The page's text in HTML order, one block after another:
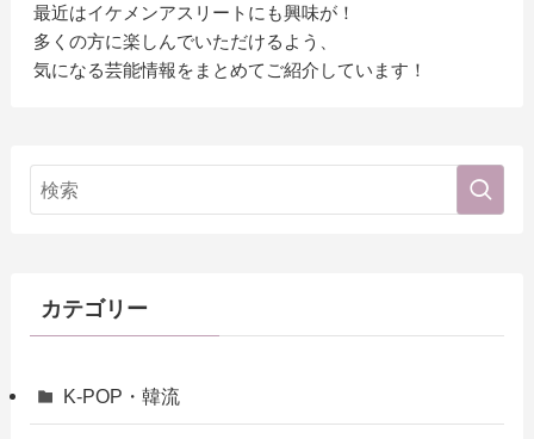
最近はイケメンアスリートにも興味が！
多くの方に楽しんでいただけるよう、
気になる芸能情報をまとめてご紹介しています！
カテゴリー
K-POP・韓流